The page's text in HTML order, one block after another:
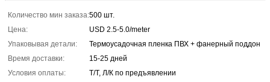
Количество мин заказа:500 шт.
Цена:
USD 2.5-5.0/meter
Упаковывая детали:
Термоусадочная пленка ПВХ + фанерный поддон
Время доставки:
15-25 дней
Условия оплаты:
Т/Т, Л/К по предъявлении